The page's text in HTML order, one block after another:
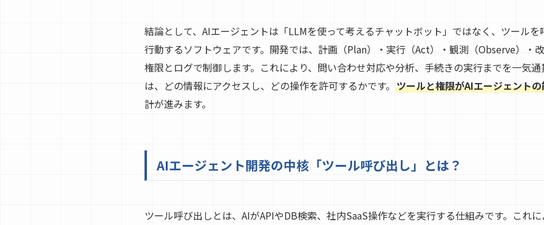
結論として、AIエージェントは「LLMを使って考えるチャットボット」ではなく、ツール
行動するソフトウェアです。開発では、計画（Plan）・実行（Act）・観測（Observe）・
権限とログで制御します。これにより、問い合わせ対応や分析、手続きの実行までを一気
は、どの情報にアクセスし、どの操作を許可するかです。 ツールと権限がAIエージェント
計が進みます。
AIエージェント開発の中核「ツール呼び出し」とは？
ツール呼び出しとは、AIがAPIやDB検索、社内SaaS操作などを実行する仕組みです。これ